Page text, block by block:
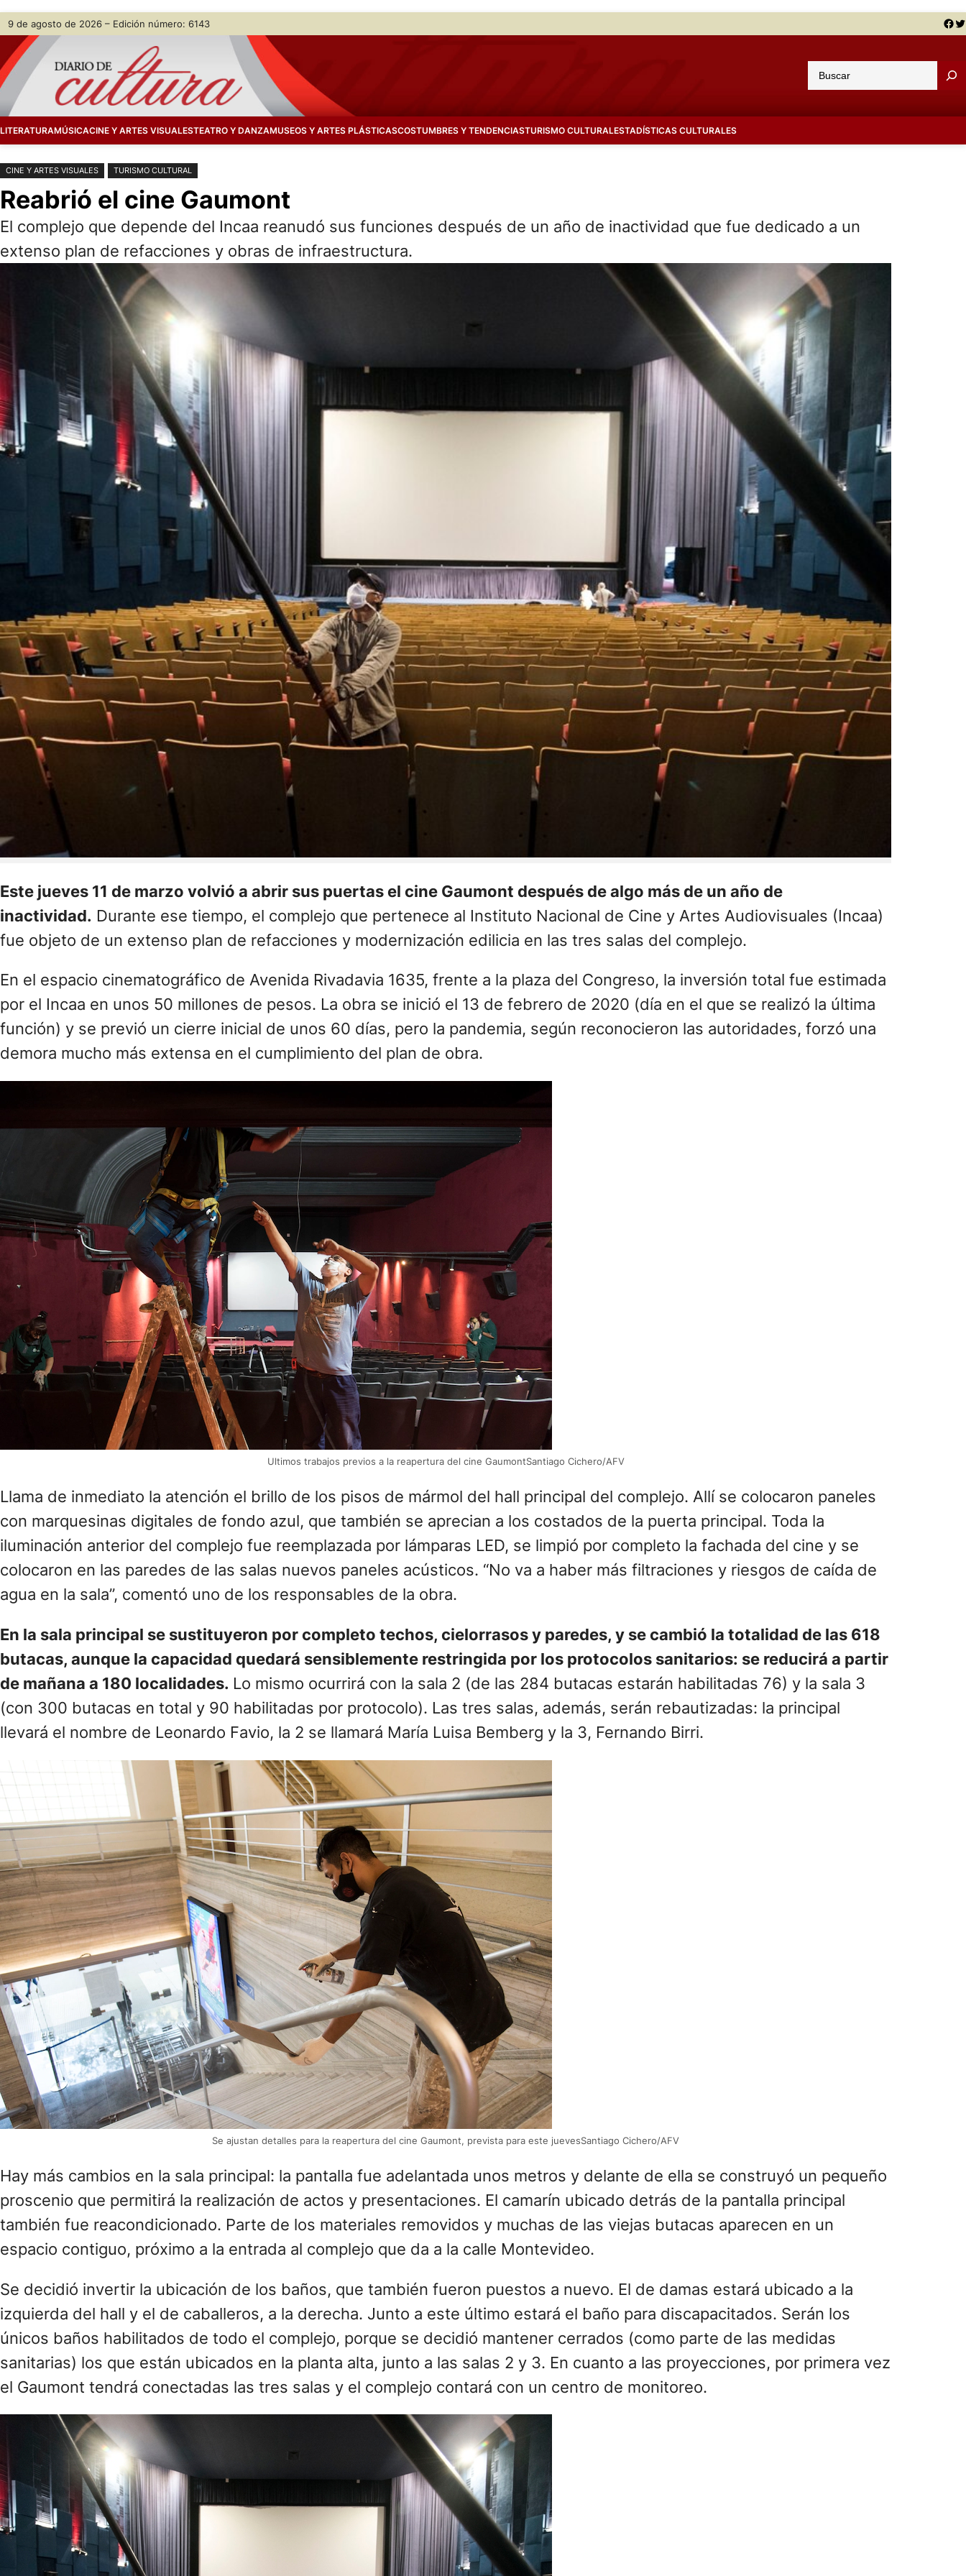
Saltar
contenido
Skip
content
9 de agosto de 2026 – Edición número: 6143 Facebook Twitter
u
a
LITERATURAMÚSICACINE Y ARTES VISUALESTEATRO Y DANZAMUSEOS Y ARTES PLÁSTICASCOSTUMBRES Y TENDENCIASTURISMO CULTURALESTADÍSTICAS CULTURALES
CINE Y ARTES VISUALES TURISMO CULTURAL
Reabrió el cine Gaumont
El complejo que depende del Incaa reanudó sus funciones después de un año de inactividad que fue dedicado a un
extenso plan de refacciones y obras de infraestructura.
Este jueves 11 de marzo volvió a abrir sus puertas el cine Gaumont después de algo más de un año de
inactividad. Durante ese tiempo, el complejo que pertenece al Instituto Nacional de Cine y Artes Audiovisuales (Incaa)
fue objeto de un extenso plan de refacciones y modernización edilicia en las tres salas del complejo.
En el espacio cinematográfico de Avenida Rivadavia 1635, frente a la plaza del Congreso, la inversión total fue estimada
por el Incaa en unos 50 millones de pesos. La obra se inició el 13 de febrero de 2020 (día en el que se realizó la última
función) y se previó un cierre inicial de unos 60 días, pero la pandemia, según reconocieron las autoridades, forzó una
demora mucho más extensa en el cumplimiento del plan de obra.
Ultimos trabajos previos a la reapertura del cine GaumontSantiago Cichero/AFV
Llama de inmediato la atención el brillo de los pisos de mármol del hall principal del complejo. Allí se colocaron paneles
con marquesinas digitales de fondo azul, que también se aprecian a los costados de la puerta principal. Toda la
iluminación anterior del complejo fue reemplazada por lámparas LED, se limpió por completo la fachada del cine y se
colocaron en las paredes de las salas nuevos paneles acústicos. “No va a haber más filtraciones y riesgos de caída de
agua en la sala”, comentó uno de los responsables de la obra.
En la sala principal se sustituyeron por completo techos, cielorrasos y paredes, y se cambió la totalidad de las 618
butacas, aunque la capacidad quedará sensiblemente restringida por los protocolos sanitarios: se reducirá a partir
de mañana a 180 localidades. Lo mismo ocurrirá con la sala 2 (de las 284 butacas estarán habilitadas 76) y la sala 3
(con 300 butacas en total y 90 habilitadas por protocolo). Las tres salas, además, serán rebautizadas: la principal
llevará el nombre de Leonardo Favio, la 2 se llamará María Luisa Bemberg y la 3, Fernando Birri.
Se ajustan detalles para la reapertura del cine Gaumont, prevista para este juevesSantiago Cichero/AFV
Hay más cambios en la sala principal: la pantalla fue adelantada unos metros y delante de ella se construyó un pequeño
proscenio que permitirá la realización de actos y presentaciones. El camarín ubicado detrás de la pantalla principal
también fue reacondicionado. Parte de los materiales removidos y muchas de las viejas butacas aparecen en un
espacio contiguo, próximo a la entrada al complejo que da a la calle Montevideo.
Se decidió invertir la ubicación de los baños, que también fueron puestos a nuevo. El de damas estará ubicado a la
izquierda del hall y el de caballeros, a la derecha. Junto a este último estará el baño para discapacitados. Serán los
únicos baños habilitados de todo el complejo, porque se decidió mantener cerrados (como parte de las medidas
sanitarias) los que están ubicados en la planta alta, junto a las salas 2 y 3. En cuanto a las proyecciones, por primera vez
el Gaumont tendrá conectadas las tres salas y el complejo contará con un centro de monitoreo.